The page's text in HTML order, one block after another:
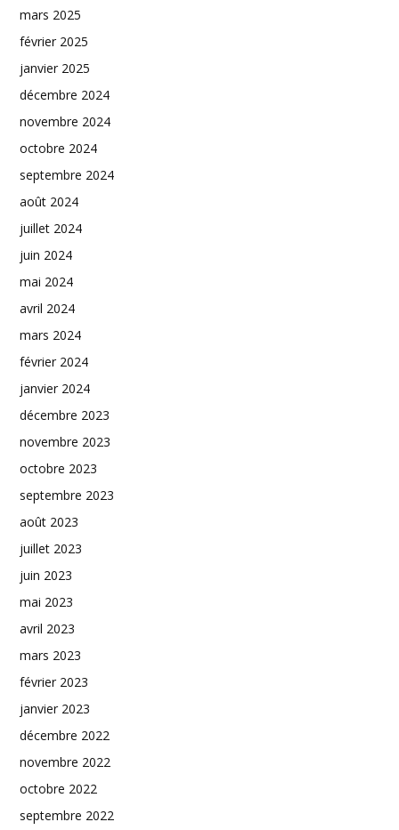
mars 2025
février 2025
janvier 2025
décembre 2024
novembre 2024
octobre 2024
septembre 2024
août 2024
juillet 2024
juin 2024
mai 2024
avril 2024
mars 2024
février 2024
janvier 2024
décembre 2023
novembre 2023
octobre 2023
septembre 2023
août 2023
juillet 2023
juin 2023
mai 2023
avril 2023
mars 2023
février 2023
janvier 2023
décembre 2022
novembre 2022
octobre 2022
septembre 2022